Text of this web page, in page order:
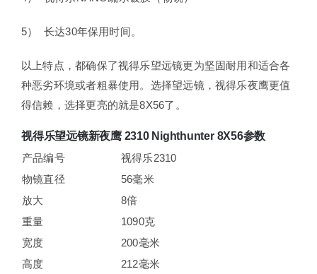
5） 长达30年保用时间。
以上特点，都确保了视得乐望远镜更为坚固耐用和适合各
种恶劣环境或者粗暴使用。选择望远镜，视得乐夜鹰更值
得信赖，选择更亮的就是8X56了。
视得乐望远镜新夜鹰 2310 Nighthunter 8X56参数
产品编号
视得乐2310
物镜直径
56毫米
放大
8倍
重量
1090克
宽度
200毫米
高度
212毫米